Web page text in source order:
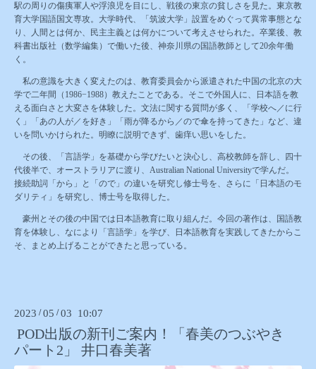
駅の周りの傷痍軍人や浮浪児を目にし、戦後の東京の貧しさを見た。東京教
育大学国語国文専攻。大学時代、「筑波大学」設置をめぐって異常事態とな
り、人間とは何か、民主主義とは何かについて考えさせられた。卒業後、教
科書出版社（数学編集）で働いた後、神奈川県の国語教師として20余年働
く。
私の意識を大きく変えたのは、教育委員会から派遣された中国の北京の大
学で二年間（ 1986−1988）教えたことである。そこで外国人に、日本語を教
える面白さと大変さを体験した。文法に関する質問が多く、「学校へ／に行
く」「あの人が／を好き」「雨が降るから／ので傘を持ってきた」など、違
いを問いかけられた。明瞭に説明できず、歯痒い思いをした。
その後、「言語学」を基礎から学びたいと決心し、高校教師を辞し、四十
代後半で、オーストラリアに渡り、 Australian National Universityで学んだ。
接続助詞「から」と「ので」の違いを研究し修士号を、さらに「日本語のモ
ダリティ」を研究し、博士号を取得した。
豪州とその後の中国では日本語教育に取り組んだ。今回の著作は、国語教
育を体験し、なにより「言語学」を学び、日本語教育を実践してきたからこ
そ、まとめ上げることができたと思っている。
2023 /05 /03 10:07
POD出版の新刊ご案内！「春美のつぶやき
パート2」 井口春美著